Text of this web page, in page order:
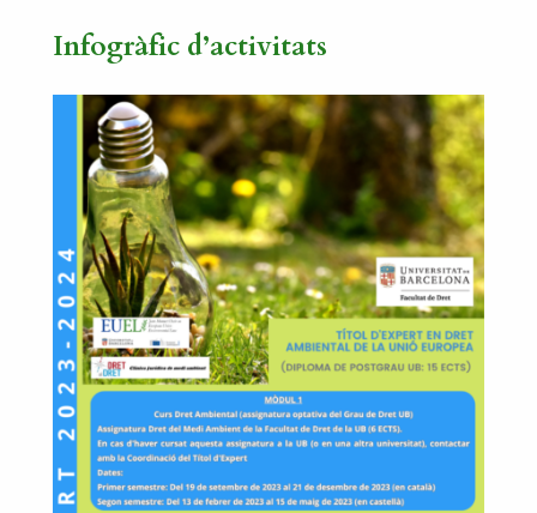
Infogràfic d’activitats